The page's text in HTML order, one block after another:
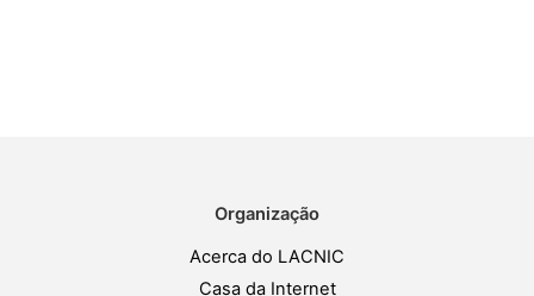
Organização
Acerca do LACNIC
Casa da Internet